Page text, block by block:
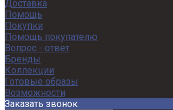
Доставка
Помощь
Покупки
Помощь покупателю
Вопрос - ответ
Бренды
Коллекции
Готовые образы
Возможности
Заказать звонок